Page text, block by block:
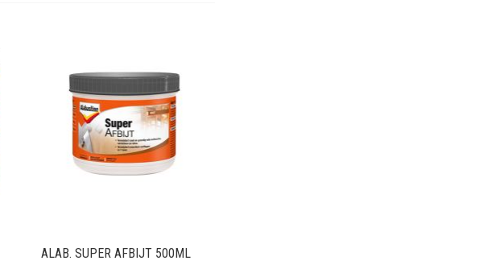
ALAB. SUPER AFBIJT 500ML